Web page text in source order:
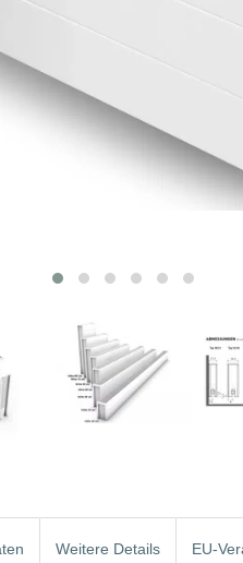
Weitere Details EU-